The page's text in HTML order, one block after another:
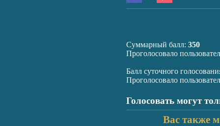
Суммарный балл: 350
Проголосовало
Балл суточного
Проголосовало
Голосовать могут
Вас также